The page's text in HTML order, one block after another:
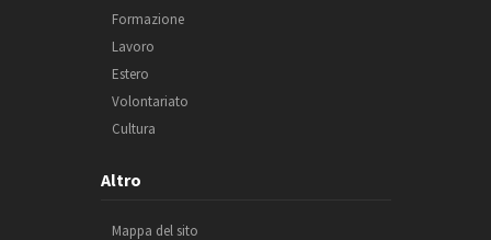
Formazione
Lavoro
Estero
Volontariato
Cultura
Altro
Mappa del sito